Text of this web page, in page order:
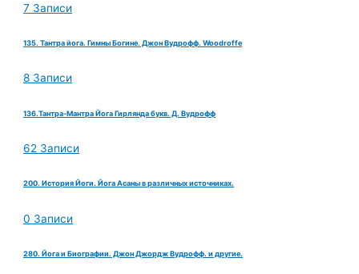
7 Записи
135. Тантра йога. Гимны Богине. Джон Вудрофф. Woodroffe
8 Записи
136.Тантра-Мантра Йога Гирлянда букв. Д. Вудрофф
62 Записи
200. История Йоги. Йога Асаны в различных источниках.
0 Записи
280. Йога и Биографии. Джон Джордж Вудрофф. и другие.